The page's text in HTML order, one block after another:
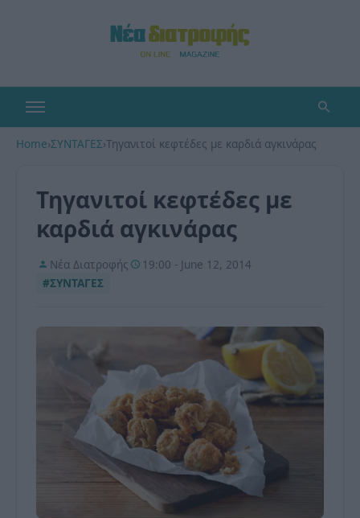
Home›ΣΥΝΤΑΓΕΣ›Τηγανιτοί κεφτέδες με καρδιά αγκινάρας
Τηγανιτοί κεφτέδες με
καρδιά αγκινάρας
Νέα Διατροφής
19:00 - June 12, 2014
#ΣΥΝΤΑΓΕΣ